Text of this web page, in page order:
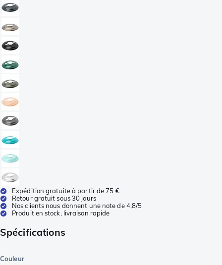
Expédition gratuite à partir de 75 €
Retour gratuit sous 30 jours
Nos clients nous donnent une note de 4,8/5
Produit en stock, livraison rapide
Spécifications
Couleur